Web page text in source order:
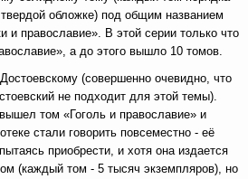
обложке) под общим названием
и православие». В этой серии только что
а до этого вышло 10 томов.
(совершенно очевидно, что
не подходит для этой темы).
том «Гоголь и православие» и
стали говорить повсеместно - её
приобрести, и хотя она издается
(каждый том - 5 тысяч экземпляров), но